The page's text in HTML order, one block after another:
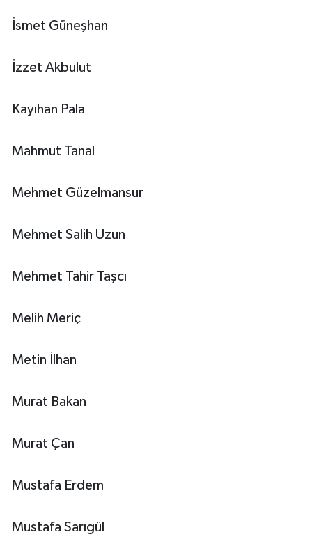
İsmet Güneşhan
İzzet Akbulut
Kayıhan Pala
Mahmut Tanal
Mehmet Güzelmansur
Mehmet Salih Uzun
Mehmet Tahir Taşcı
Melih Meriç
Metin İlhan
Murat Bakan
Murat Çan
Mustafa Erdem
Mustafa Sarıgül